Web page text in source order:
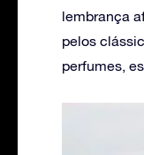
lembrança
pelos
perfumes,